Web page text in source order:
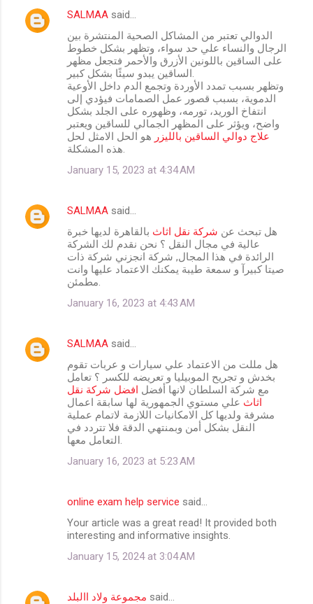
SALMAA said…
الدوالي تعتبر من المشاكل الصحية المنتشرة بين
الرجال والنساء علي حد سواء، وتظهر بشكل خطوط
على الساقين باللونين الأزرق والأحمر فتجعل مظهر
وتظهر بسبب تمدد الأوردة وتجمع الدم داخل الأوعية
الدموية، بسبب قصور عمل الصمامات فيؤدي إلى
انتفاخ الوريد، تورمه، وظهوره على الجلد بشكل
واضح، ويؤثر على المظهر الجمالي للساقين ويعتبر
علاج دوالي الساقين بالليزر هو الحل الامثل لحل
January 15, 2023 at 4:34 AM
SALMAA said…
هل تبحث عن شركة نقل اثاث بالقاهرة لديها خبرة
عالية في مجال النقل ؟ نحن نقدم لك الشركة
الرائدة في هذا المجال, شركة انجزني شركة ذات
صيتا كبيرآ و سمعة طيبة يمكنك الاعتماد عليها وانت
January 16, 2023 at 4:43 AM
SALMAA said…
هل مللت من الاعتماد علي سيارات و عربات تقوم
بخدش و تجريح الموبيليا و تعريضه للكسر ؟ تعامل
مع شركة السلطان لانها أفضل افضل شركة نقل
اثاث علي مستوي الجمهورية لها سابقة اعمال
مشرفة ولديها كل الامكانيات اللازمة لاتمام عملية
النقل بشكل أمن وبمنتهي الدقة فلا تتردد في
January 16, 2023 at 5:23 AM
online exam help service said…
Your article was a great read! It provided both
interesting and informative insights.
January 15, 2024 at 3:04 AM
مجموعة ولاد االبلد said…